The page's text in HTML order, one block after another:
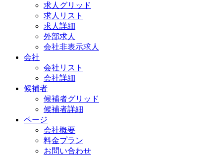
求人グリッド
求人リスト
求人詳細
外部求人
会社非表示求人
会社
会社リスト
会社詳細
候補者
候補者グリッド
候補者詳細
ページ
会社概要
料金プラン
お問い合わせ